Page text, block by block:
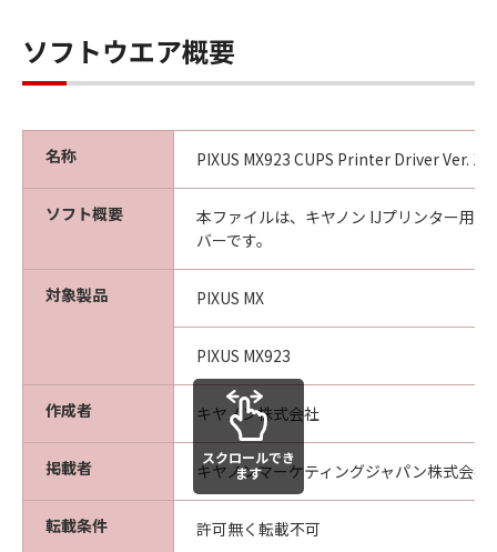
ソフトウエア概要
名称 PIXUS MX923 CUPS Printer Driver Ver.
ソフト概要
本ファイルは、キヤノン IJプリンター用
バーです。
対象製品 PIXUS MX
PIXUS MX923
作成者 キヤノン株式会社
掲載者 キヤノンマーケティングジャパン株式会社
転載条件 許可無く転載不可
スクロールでき
ます